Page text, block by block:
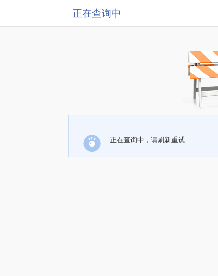
正在查询中
正在查询中，请刷新重试